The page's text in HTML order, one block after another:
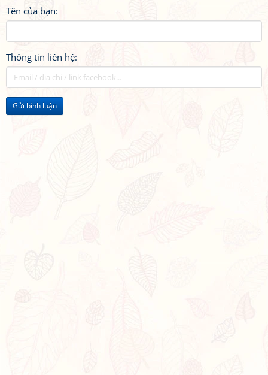
Tên của bạn:
Thông tin liên hệ:
Gửi bình luận